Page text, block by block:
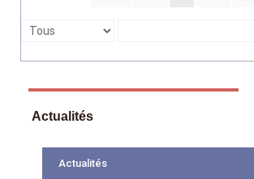
Actualités
Actualités